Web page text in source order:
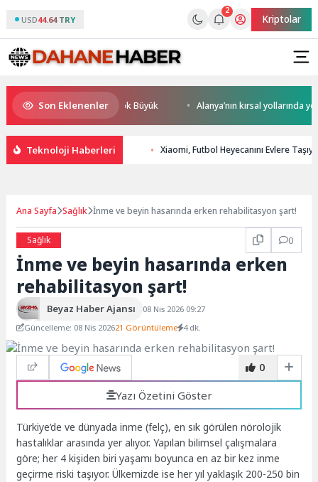
USD44.64 TRY
2
Kriptolar
Son Eklenenler
Rekabet Potansiyeli Çok Büyük Alanya’nın kırsal yollarında yoğun
Teknoloji Haberleri Xiaomi, Futbol Heyecanını Evlere
Ana Sayfa Sağlık İnme ve beyin hasarında erken rehabilitasyon şart!
Sağlık 0
İnme ve beyin hasarında erken
rehabilitasyon şart!
Beyaz Haber Ajansı
08 Nis 2026 09:27
Güncelleme: 08 Nis 202621 Görüntüleme 4 dk.
0
Yazı Özetini Göster
Türkiye’de ve dünyada inme (felç), en sık görülen nörolojik
hastalıklar arasında yer alıyor. Yapılan bilimsel çalışmalara
göre; her 4 kişiden biri yaşamı boyunca en az bir kez inme
geçirme riski taşıyor. Ülkemizde ise her yıl yaklaşık 200-250 bin